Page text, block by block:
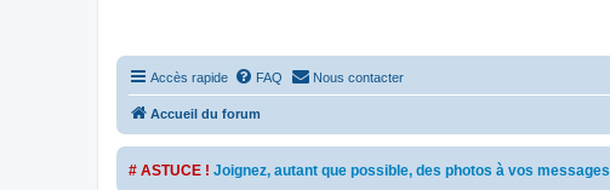
Accès rapide FAQ Nous contacter
Accueil du forum
# ASTUCE ! Joignez, autant que possible, des photos à vos messages